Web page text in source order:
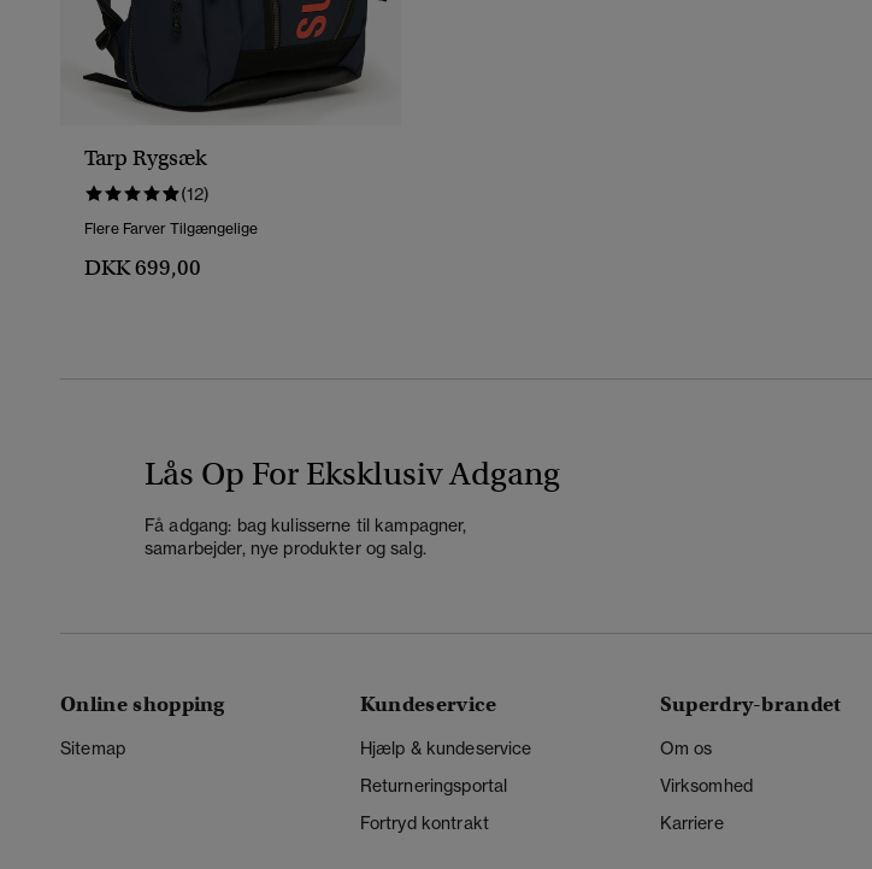
Tarp Rygsæk
(12)
Flere Farver Tilgængelige
DKK 699,00
Lås Op For Eksklusiv Adgang
Få adgang: bag kulisserne til kampagner,
samarbejder, nye produkter og salg.
Online shopping
Sitemap
Kundeservice
Hjælp & kundeservice
Returneringsportal
Fortryd kontrakt
Superdry-brandet
Om os
Virksomhed
Karriere